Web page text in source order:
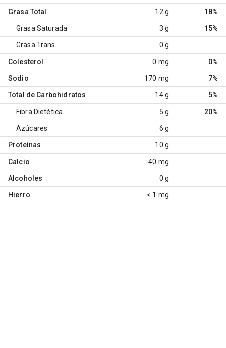
Grasa Total 12 g 18%
Grasa Saturada 3 g 15%
Grasa Trans 0 g
Colesterol 0 mg 0%
Sodio 170 mg 7%
Total de Carbohidratos 14 g 5%
Fibra Dietética 5 g 20%
Azúcares 6 g
Proteínas 10 g
Calcio 40 mg
Alcoholes 0 g
Hierro < 1 mg